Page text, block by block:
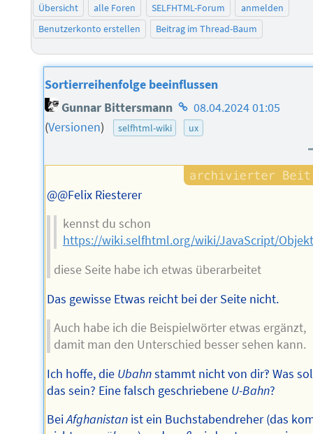
Übersicht alle Foren SELFHTML-Forum
anmelden
Benutzerkonto erstellen
Beitrag im Thread-Baum
Sortierreihenfolge beeinflussen
Gunnar Bittersmann Homepage
des
08.04.2024 01:05
(Versionen) selfhtml-wiki ux
@@Felix Riesterer
kennst du schon
https://wiki.selfhtml.org/wiki/JavaScript/
diese Seite habe ich etwas überarbeitet
Das gewisse Etwas reicht bei der Seite nicht.
Auch habe ich die Beispielwörter etwas ergänzt,
damit man den Unterschied besser sehen kann.
Ich hoffe, die Ubahnstammt nicht von dir‽ Was
das sein? Eine falsch geschriebene U-Bahn?
BeiAfghanistan ist ein Buchstabendreher (das